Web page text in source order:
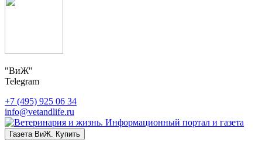
"ВиЖ"
Telegram
+7 (495) 925 06 34
info@vetandlife.ru
Газета ВиЖ. Купить